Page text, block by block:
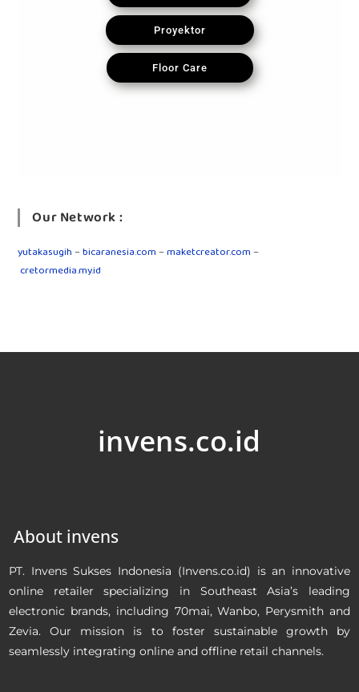
Proyektor
Floor Care
Our Network :
yutakasugih–bicaranesia.com–maketcreator.com–
cretormedia.my.id
invens.co.id
About invens
PT. Invens Sukses Indonesia (Invens.co.id) is an innovative
online retailer specializing in Southeast Asia’s leading
electronic brands, including 70mai, Wanbo, Perysmith and
Zevia. Our mission is to foster sustainable growth by
seamlessly integrating online and offline retail channels.